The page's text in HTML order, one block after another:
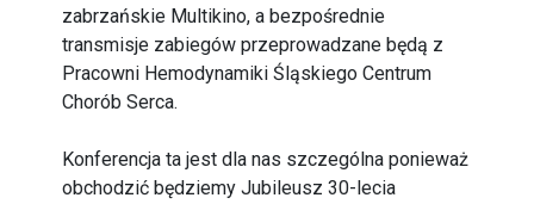
zabrzańskie Multikino, a bezpośrednie
transmisje zabiegów przeprowadzane będą z
Pracowni Hemodynamiki Śląskiego Centrum
Chorób Serca.
Konferencja ta jest dla nas szczególna ponieważ
obchodzić będziemy Jubileusz 30-lecia